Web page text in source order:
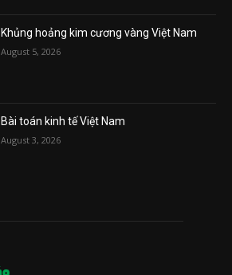
Khủng hoảng kim cương vàng Việt Nam
August 5, 2026
Bài toán kinh tế Việt Nam
August 3, 2026